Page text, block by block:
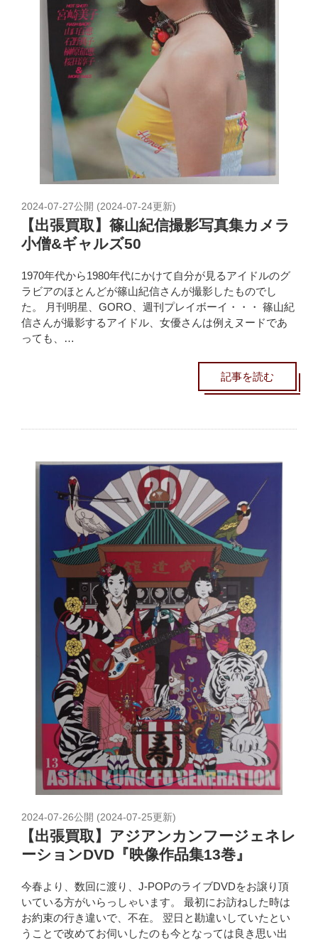
2024-07-27公開 (2024-07-24更新)
【出張買取】篠山紀信撮影写真集カメラ
小僧&ギャルズ50
1970年代から1980年代にかけて自分が見るアイドルのグ
ラビアのほとんどが篠山紀信さんが撮影したものでし
た。 月刊明星、GORO、週刊プレイボーイ・・・ 篠山紀
信さんが撮影するアイドル、女優さんは例えヌードであ
っても、…
記事を読む
2024-07-26公開 (2024-07-25更新)
【出張買取】アジアンカンフージェネレ
ーションDVD『映像作品集13巻』
今春より、数回に渡り、J-POPのライブDVDをお譲り頂
いている方がいらっしゃいます。 最初にお訪ねした時は
お約束の行き違いで、不在。 翌日と勘違いしていたとい
うことで改めてお伺いしたのも今となっては良き思い出